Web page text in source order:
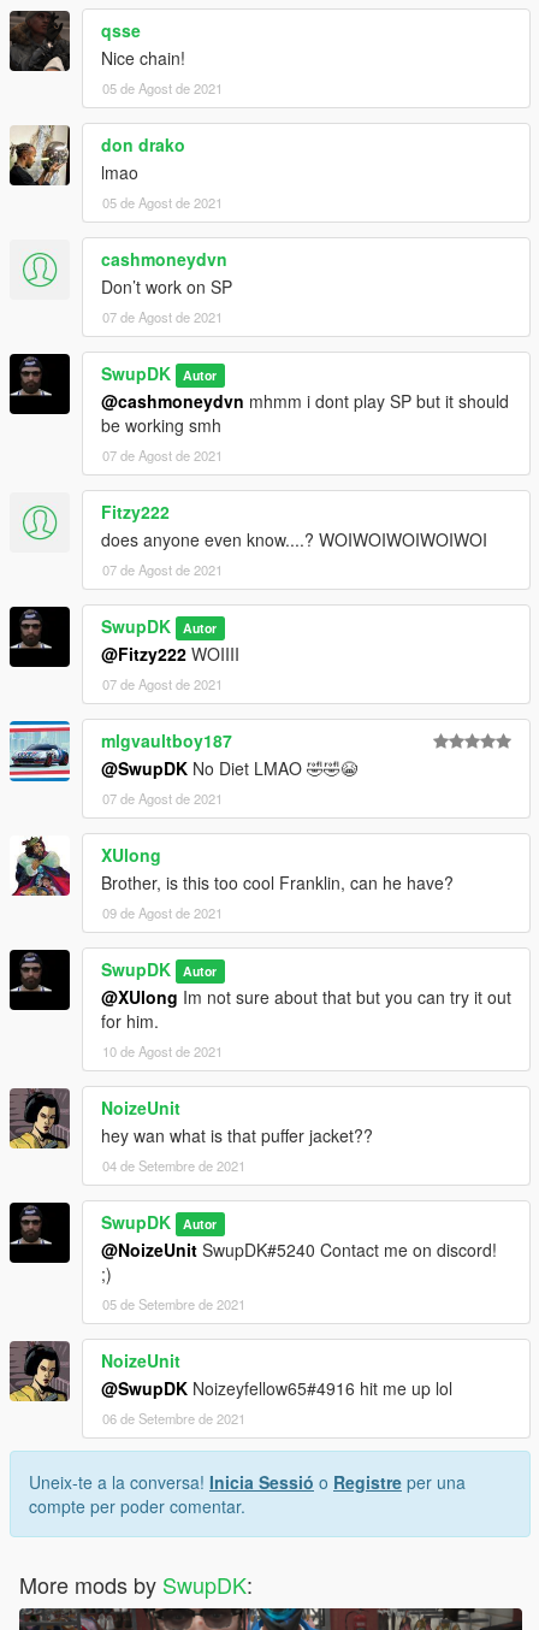
qsse
Nice chain!
05 de Agost de 2021
don drako
lmao
05 de Agost de 2021
cashmoneydvn
Don’t work on SP
07 de Agost de 2021
SwupDK Autor
@cashmoneydvn mhmm i dont play SP but it should
be working smh
07 de Agost de 2021
Fitzy222
does anyone even know....? WOIWOIWOIWOIWOI
07 de Agost de 2021
SwupDK Autor
@Fitzy222 WOIIII
07 de Agost de 2021
mlgvaultboy187
@SwupDK No Diet LMAO 🤣🤣😭
07 de Agost de 2021
XUlong
Brother, is this too cool Franklin, can he have?
09 de Agost de 2021
SwupDK Autor
@XUlong Im not sure about that but you can try it out
for him.
10 de Agost de 2021
NoizeUnit
hey wan what is that puffer jacket??
04 de Setembre de 2021
SwupDK Autor
@NoizeUnit SwupDK#5240 Contact me on discord!
;)
05 de Setembre de 2021
NoizeUnit
@SwupDK Noizeyfellow65#4916 hit me up lol
06 de Setembre de 2021
Uneix-te a la conversa! Inicia Sessió o Registre per una
compte per poder comentar.
More mods by SwupDK: